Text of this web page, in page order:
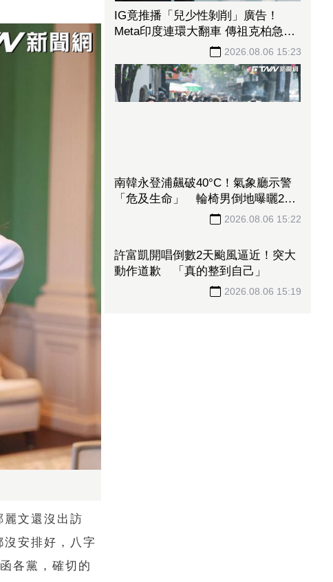
文還沒出訪
安排好，八字
各黨，確切的
記憶體漲不停！「這2檔」齊噴連5
漲破55% 群聯、旺宏、廣穎、宜鼎
都漲停
2026.08.06 15:30
IG竟推播「兒少性剝削」廣告！
Meta印度連環大翻車 傳祖克柏急低